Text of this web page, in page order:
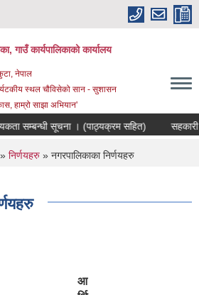
गाउँ कार्यपालिकाको कार्यालय
नेपाल
स्थल चौविसेको सान - सुशासन
हाम्रो साझा अभियान'
सम्बन्धी सूचना । (पाठ्यक्रम सहित) सहकारी
निर्णयहरु » नगरपालिकाका निर्णयहरु
आ